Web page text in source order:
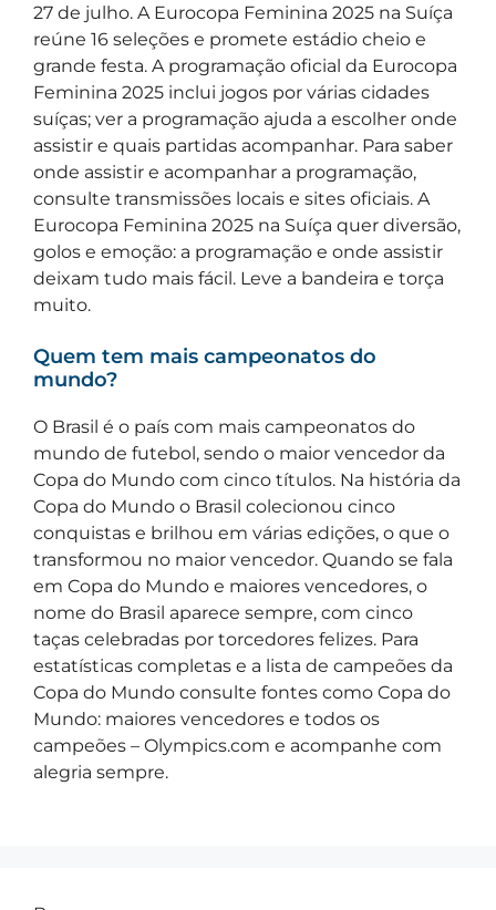
27 de julho. A Eurocopa Feminina 2025 na Suíça
reúne 16 seleções e promete estádio cheio e
grande festa. A programação oficial da Eurocopa
Feminina 2025 inclui jogos por várias cidades
suíças; ver a programação ajuda a escolher onde
assistir e quais partidas acompanhar. Para saber
onde assistir e acompanhar a programação,
consulte transmissões locais e sites oficiais. A
Eurocopa Feminina 2025 na Suíça quer diversão,
golos e emoção: a programação e onde assistir
deixam tudo mais fácil. Leve a bandeira e torça
muito.
Quem tem mais campeonatos do
mundo?
O Brasil é o país com mais campeonatos do
mundo de futebol, sendo o maior vencedor da
Copa do Mundo com cinco títulos. Na história da
Copa do Mundo o Brasil colecionou cinco
conquistas e brilhou em várias edições, o que o
transformou no maior vencedor. Quando se fala
em Copa do Mundo e maiores vencedores, o
nome do Brasil aparece sempre, com cinco
taças celebradas por torcedores felizes. Para
estatísticas completas e a lista de campeões da
Copa do Mundo consulte fontes como Copa do
Mundo: maiores vencedores e todos os
campeões – Olympics.com e acompanhe com
alegria sempre.